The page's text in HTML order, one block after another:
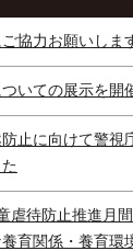
協力お願いしま
いての展示を開
止に向けて警視
虐待防止推進月
育関係・養育環